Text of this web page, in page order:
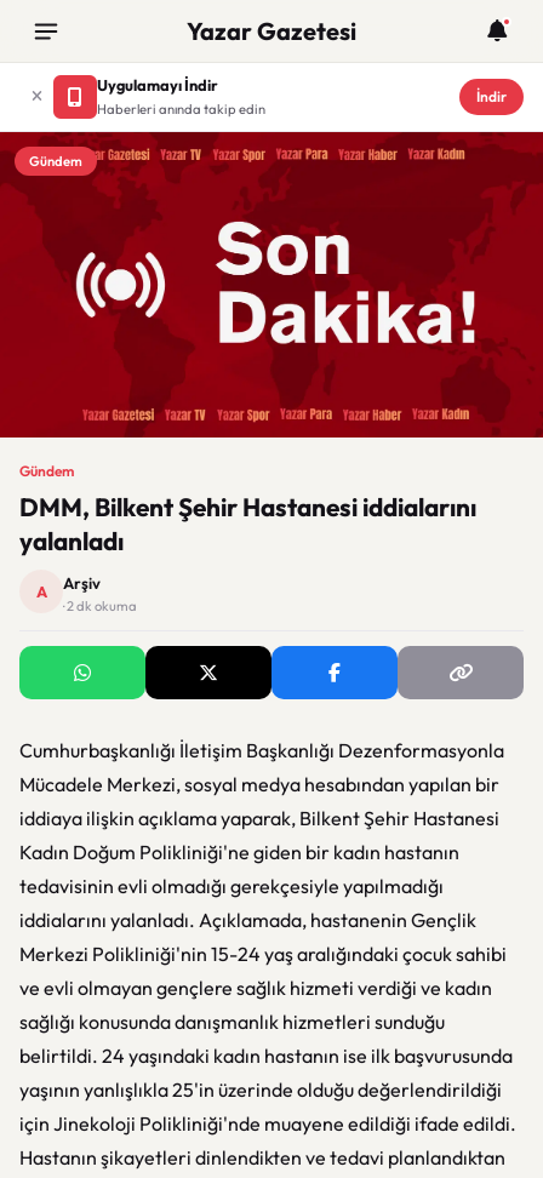
Yazar Gazetesi
Uygulamayı İndir
Haberleri anında takip edin
İndir
Gündem
Gündem
DMM, Bilkent Şehir Hastanesi iddialarını
yalanladı
A Arşiv
· 2 dk okuma
Cumhurbaşkanlığı İletişim Başkanlığı Dezenformasyonla
Mücadele Merkezi, sosyal medya hesabından yapılan bir
iddiaya ilişkin açıklama yaparak, Bilkent Şehir Hastanesi
Kadın Doğum Polikliniği'ne giden bir kadın hastanın
tedavisinin evli olmadığı gerekçesiyle yapılmadığı
iddialarını yalanladı. Açıklamada, hastanenin Gençlik
Merkezi Polikliniği'nin 15-24 yaş aralığındaki çocuk sahibi
ve evli olmayan gençlere sağlık hizmeti verdiği ve kadın
sağlığı konusunda danışmanlık hizmetleri sunduğu
belirtildi. 24 yaşındaki kadın hastanın ise ilk başvurusunda
yaşının yanlışlıkla 25'in üzerinde olduğu değerlendirildiği
için Jinekoloji Polikliniği'nde muayene edildiği ifade edildi.
Hastanın şikayetleri dinlendikten ve tedavi planlandıktan